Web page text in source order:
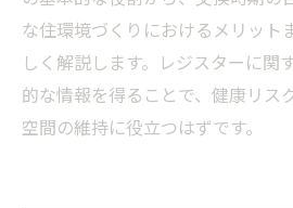
な住環境づくりにおけるメリット
しく解説します。レジスターに関
的な情報を得ることで、健康リス
空間の維持に役立つはずです。